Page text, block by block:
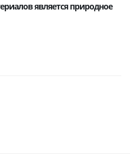
является природное